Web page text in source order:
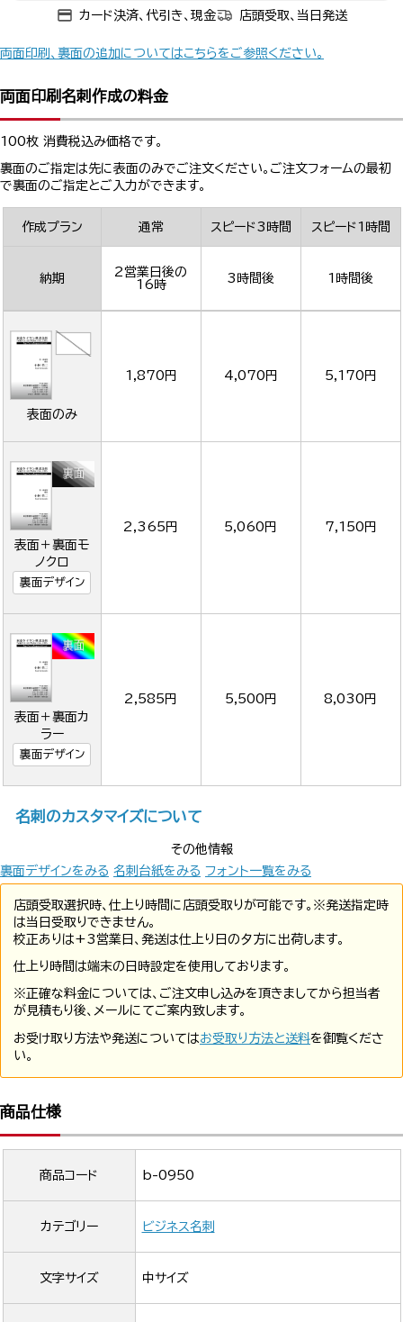
カード決済、代引き、現金 店頭受取、当日発送
両面印刷、裏面の追加についてはこちらをご参照ください。
両面印刷名刺作成の料金
100枚 消費税込み価格です。
裏面のご指定は先に表面のみでご注文ください。ご注文フォームの最初
で裏面のご指定とご入力ができます。
作成プラン 通常 スピード3時間 スピード1時間
納期
2営業日後の
16時
3時間後 1時間後
表面のみ
1,870円 4,070円 5,170円
表面＋裏面モ
ノクロ
裏面デザイン
2,365円 5,060円 7,150円
表面＋裏面カ
ラー
裏面デザイン
2,585円 5,500円 8,030円
名刺のカスタマイズについて
その他情報
裏面デザインをみる 名刺台紙をみる フォント一覧をみる
店頭受取選択時、仕上り時間に店頭受取りが可能です。※発送指定時
は当日受取りできません。
校正ありは+3営業日、発送は仕上り日の夕方に出荷します。
仕上り時間は端末の日時設定を使用しております。
※正確な料金については、ご注文申し込みを頂きましてから担当者
が見積もり後、メールにてご案内致します。
お受け取り方法や発送についてはお受取り方法と送料を御覧くださ
い。
商品仕様
商品コード b-0950
カテゴリー ビジネス名刺
文字サイズ 中サイズ